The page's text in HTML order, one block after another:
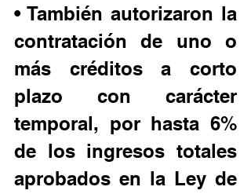
• También autorizaron la
contratación de uno o
más créditos a corto
plazo con carácter
temporal, por hasta 6%
de los ingresos totales
aprobados en la Ley de